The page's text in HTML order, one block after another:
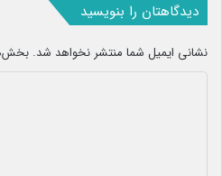
دیدگاهتان را بنویسید
نشانی ایمیل شما منتشر نخواهد شد.